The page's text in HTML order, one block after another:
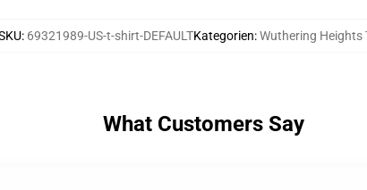
: 69321989-US-t-shirt-DEFAULTKategorien:Wuthering Heights
What Customers Say